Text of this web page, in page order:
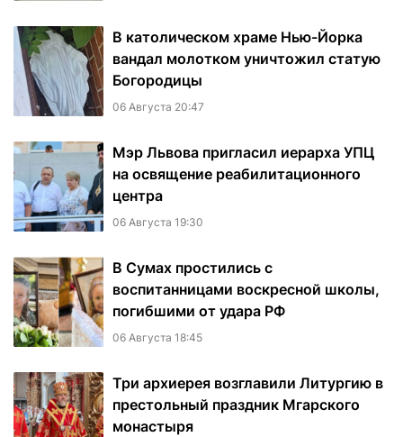
В католическом храме Нью-Йорка
вандал молотком уничтожил статую
Богородицы
06 Августа 20:47
Мэр Львова пригласил иерарха УПЦ
на освящение реабилитационного
центра
06 Августа 19:30
В Сумах простились с
воспитанницами воскресной школы,
погибшими от удара РФ
06 Августа 18:45
Три архиерея возглавили Литургию в
престольный праздник Мгарского
монастыря